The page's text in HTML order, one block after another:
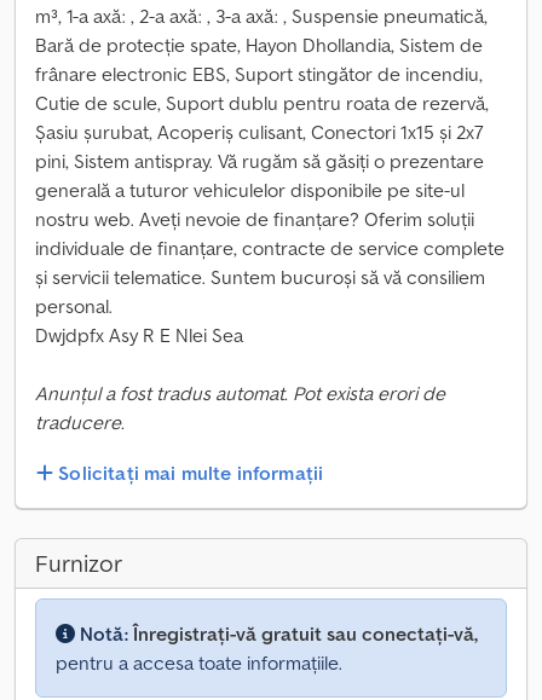
m³, 1-a axă: , 2-a axă: , 3-a axă: , Suspensie pneumatică,
Bară de protecție spate, Hayon Dhollandia, Sistem de
frânare electronic EBS, Suport stingător de incendiu,
Cutie de scule, Suport dublu pentru roata de rezervă,
Șasiu șurubat, Acoperiș culisant, Conectori 1x15 și 2x7
pini, Sistem antispray. Vă rugăm să găsiți o prezentare
generală a tuturor vehiculelor disponibile pe site-ul
nostru web. Aveți nevoie de finanțare? Oferim soluții
individuale de finanțare, contracte de service complete
și servicii telematice. Suntem bucuroși să vă consiliem
personal.
Dwjdpfx Asy R E Nlei Sea
Anunțul a fost tradus automat. Pot exista erori de
traducere.
Solicitați mai multe informații
Furnizor
Notă:Înregistrați-vă gratuit sau conectați-vă,
pentru a accesa toate informațiile.